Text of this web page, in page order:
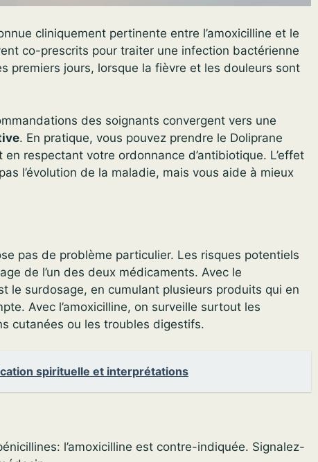
cliniquement pertinente entre l’amoxicilline et le
co-prescrits pour traiter une infection bactérienne
premiers jours, lorsque la fièvre et les douleurs sont
des soignants convergent vers une
. En pratique, vous pouvez prendre le Doliprane
respectant votre ordonnance d’antibiotique. L’effet
l’évolution de la maladie, mais vous aide à mieux
pas de problème particulier. Les risques potentiels
de l’un des deux médicaments. Avec le
le surdosage, en cumulant plusieurs produits qui en
Avec l’amoxicilline, on surveille surtout les
cutanées ou les troubles digestifs.
spirituelle et interprétations
l’amoxicilline est contre-indiquée. Signalez-